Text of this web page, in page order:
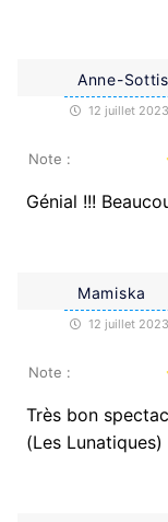
Anne-
12 juillet
Note :
Génial !!!
Mamiska
12 juillet
Note :
Très bon
(Les Lunatiques)